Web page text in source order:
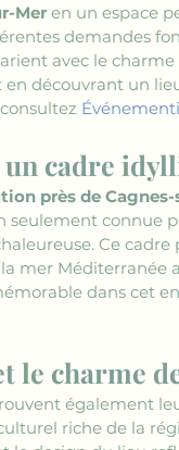
Mer en un espace
demandes
avec le
découvrant un
cadre
près de Cagnes-
seulement connue
Ce
mer Méditerranée
dans cet
le charme
également
riche de la